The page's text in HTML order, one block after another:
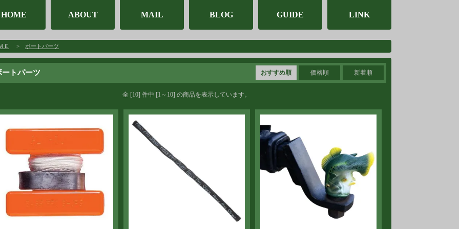
HOME ABOUT MAIL BLOG GUIDE LINK
Ｅ > ボートパーツ
ートパーツ おすすめ順 価格順 新着順
全 [10] 件中 [1～10] の商品を表示しています。